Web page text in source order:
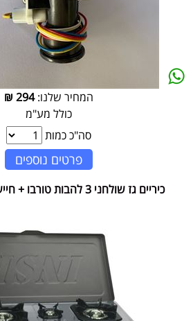
המחיר שלנו:294
₪
כולל מע"מ
סה"כ כמות
פרטים נוספים
כיריים גז שולחני 3 להבות טורבו + חיישן בטיחות והצתה